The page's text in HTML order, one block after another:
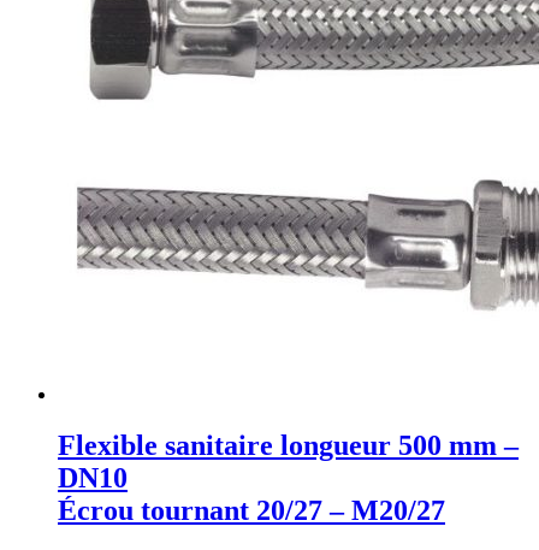
Flexible sanitaire longueur 500 mm –
DN10
Écrou tournant 20/27 – M20/27